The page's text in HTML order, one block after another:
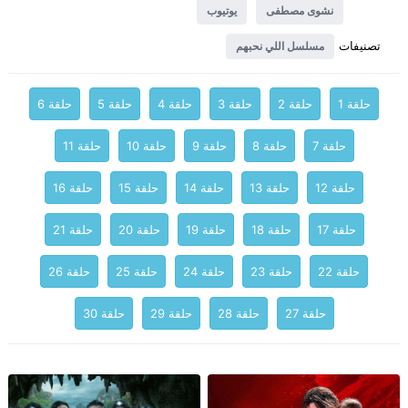
نشوى مصطفى يوتيوب
تصنيفات مسلسل اللي نحبهم
حلقة 1 حلقة 2 حلقة 3 حلقة 4 حلقة 5 حلقة 6
حلقة 7 حلقة 8 حلقة 9 حلقة 10 حلقة 11
حلقة 12 حلقة 13 حلقة 14 حلقة 15 حلقة 16
حلقة 17 حلقة 18 حلقة 19 حلقة 20 حلقة 21
حلقة 22 حلقة 23 حلقة 24 حلقة 25 حلقة 26
حلقة 27 حلقة 28 حلقة 29 حلقة 30